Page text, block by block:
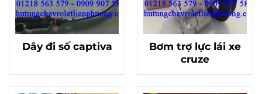
Dây đi số captiva
Bơm trợ lực lái xe
cruze